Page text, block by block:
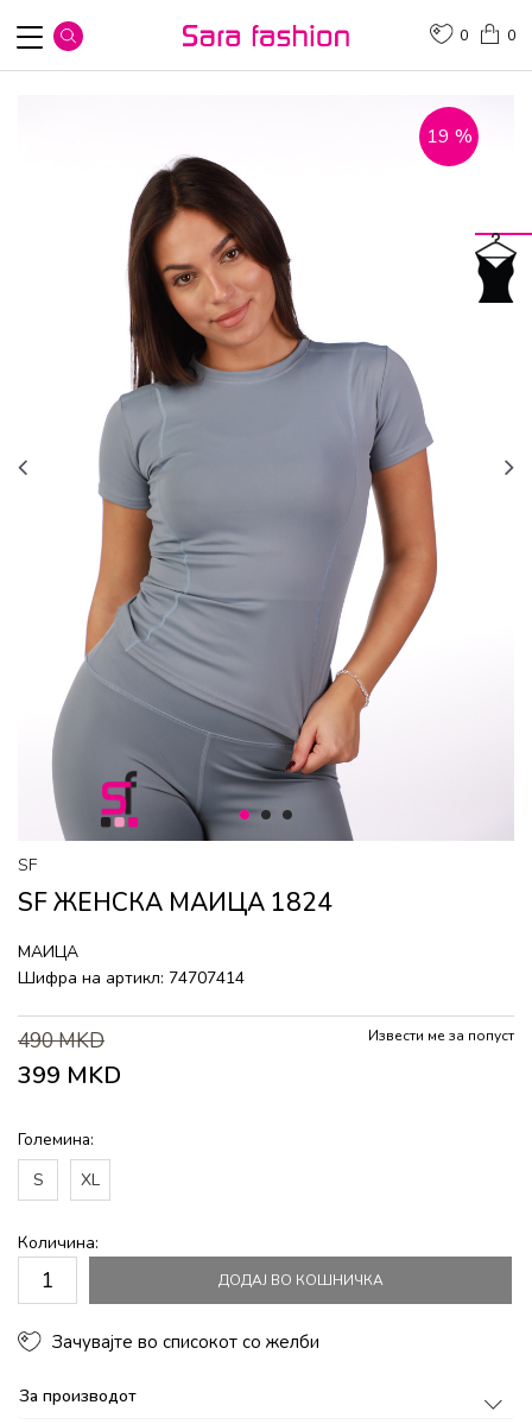
0
0
1 2 3
19 %
SF
SF ЖЕНСКА МАИЦА 1824
МАИЦА
Шифра на артикл: 74707414
490MKD
399 MKD
Извести ме за попуст
Големина:
S
XL
Количина:
ДОДАЈ ВО КОШНИЧКА
Зачувајте во списокот со желби
За производот